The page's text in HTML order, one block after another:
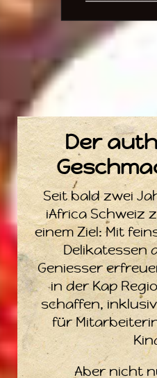
Der
Seit bald zwei
iAfrica Schweiz
einem Ziel: Mit
Delikatessen
Geniesser
in der Kap
schaffen,
für
Aber nicht